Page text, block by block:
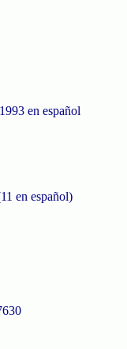
en español
en español)